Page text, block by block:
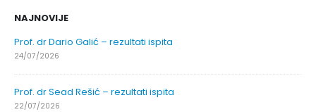
NAJNOVIJE
Prof. dr Dario Galić – rezultati ispita
24/07/2026
Prof. dr Sead Rešić – rezultati ispita
22/07/2026